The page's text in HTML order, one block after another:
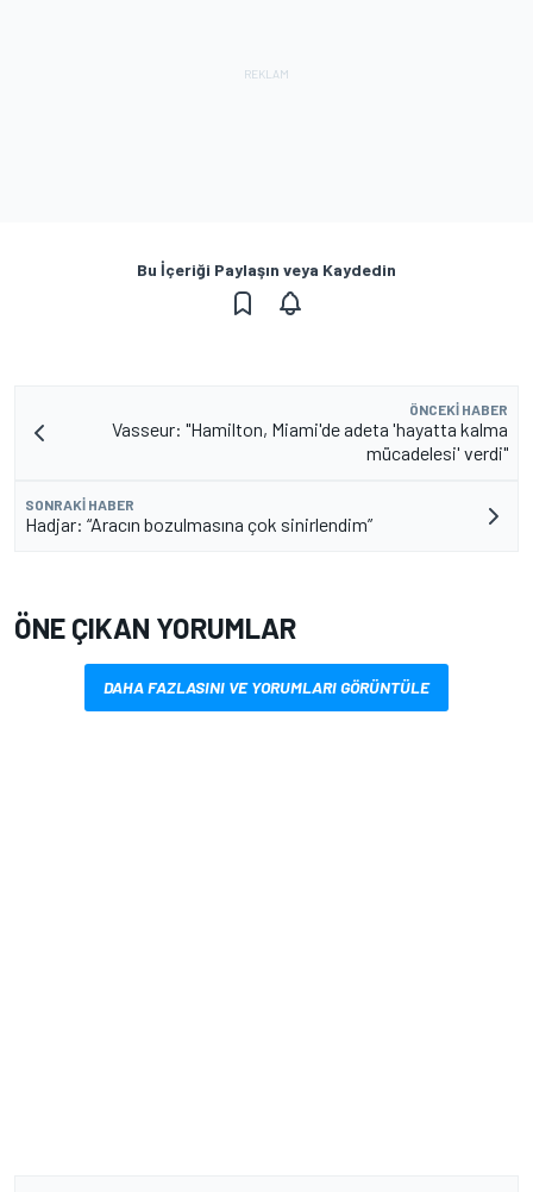
Bu İçeriği Paylaşın veya Kaydedin
ÖNCEKI HABER
Vasseur: "Hamilton, Miami'de adeta 'hayatta kalma
mücadelesi' verdi"
SONRAKI HABER
Hadjar: “Aracın bozulmasına çok sinirlendim”
ÖNE ÇIKAN YORUMLAR
DAHA FAZLASINI VE YORUMLARI GÖRÜNTÜLE